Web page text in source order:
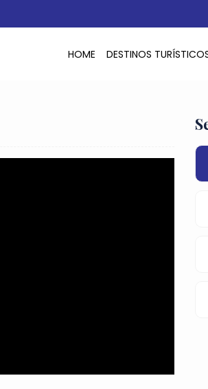
HOME DESTINOS